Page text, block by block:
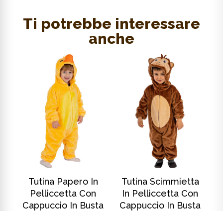
Ti potrebbe interessare
anche
Tutina Papero In
Pelliccetta Con
Cappuccio In Busta
Tutina Scimmietta
In Pelliccetta Con
Cappuccio In Busta